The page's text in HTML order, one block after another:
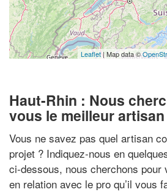
Leaflet| Map data ©
Haut-Rhin : Nous
vous le meilleur artisan
Vous ne savez pas quel artisan
projet ? Indiquez-nous en
ci-dessous, nous cherchons pour
en relation avec le pro qu’il vous